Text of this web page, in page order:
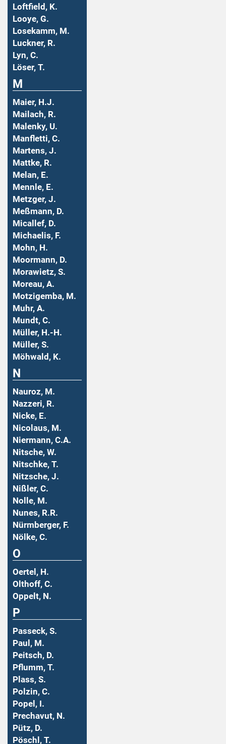
Loftfield, K.
Looye, G.
Losekamm, M.
Luckner, R.
Lyn, C.
Löser, T.
M
Maier, H.J.
Mailach, R.
Malenky, U.
Manfletti, C.
Martens, J.
Mattke, R.
Melan, E.
Mennle, E.
Metzger, J.
Meßmann, D.
Micallef, D.
Michaelis, F.
Mohn, H.
Moormann, D.
Morawietz, S.
Moreau, A.
Motzigemba, M.
Muhr, A.
Mundt, C.
Müller, H.-H.
Müller, S.
Möhwald, K.
N
Nauroz, M.
Nazzeri, R.
Nicke, E.
Nicolaus, M.
Niermann, C.A.
Nitsche, W.
Nitschke, T.
Nitzsche, J.
Nißler, C.
Nolle, M.
Nunes, R.R.
Nürmberger, F.
Nölke, C.
O
Oertel, H.
Olthoff, C.
Oppelt, N.
P
Passeck, S.
Paul, M.
Peitsch, D.
Pflumm, T.
Plass, S.
Polzin, C.
Popel, I.
Prechavut, N.
Pütz, D.
Pöschl, T.